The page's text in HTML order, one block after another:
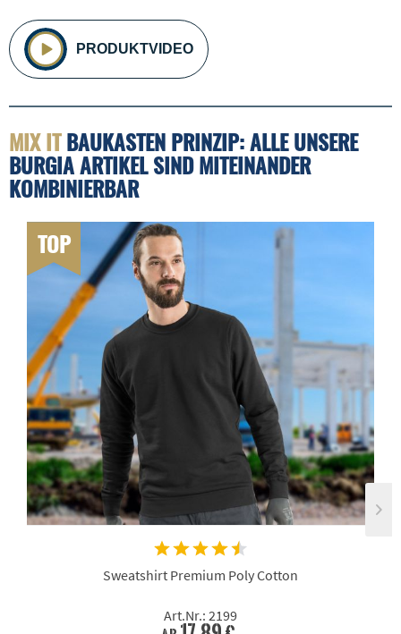
PRODUKTVIDEO
MIX ITBAUKASTEN PRINZIP: ALLE UNSERE
BURGIA ARTIKEL SIND MITEINANDER
KOMBINIERBAR
TOP
Sweatshirt Premium Poly Cotton
Art.Nr.: 2199